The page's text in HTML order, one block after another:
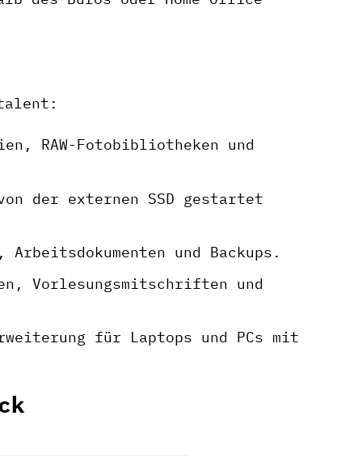
RAW-Fotobibliotheken und
der externen SSD gestartet
und Backups.
Vorlesungsmitschriften und
für Laptops und PCs mit